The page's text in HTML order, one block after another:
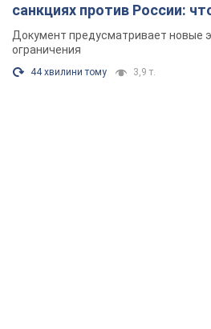
санкциях против России:
Документ предусматривает новые
ограничения
44 хвилини тому 3,9 т.